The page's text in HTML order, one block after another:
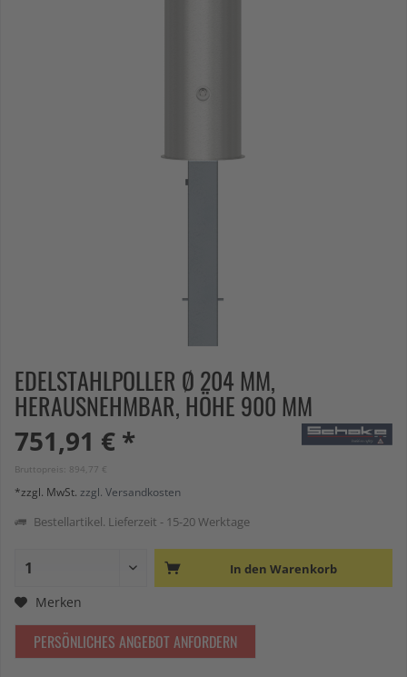
EDELSTAHLPOLLER Ø 204 MM,
HERAUSNEHMBAR, HÖHE 900 MM
751,91 € *
Bruttopreis: 894,77 €
*zzgl. MwSt. zzgl. Versandkosten
Bestellartikel. Lieferzeit - 15-20 Werktage
In den Warenkorb
Merken
PERSÖNLICHES ANGEBOT ANFORDERN